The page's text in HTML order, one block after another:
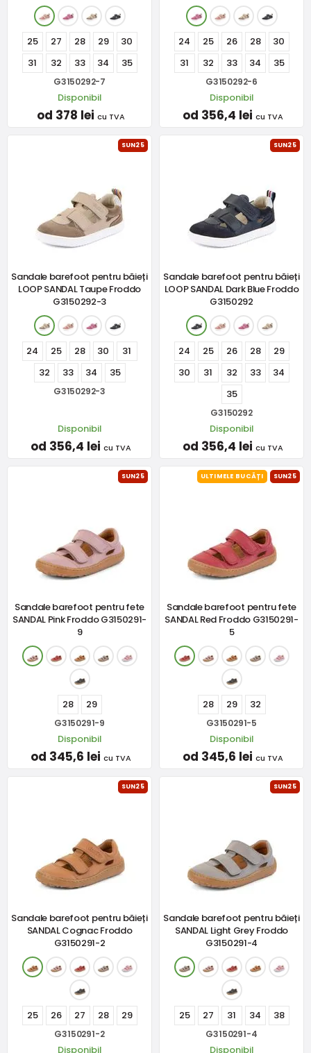
25 27 28 29
30
31
32 33 34 35
G3150292-7
Disponibil
od 378 lei cu TVA
24 25 26 28
30
31
32 33 34 35
G3150292-6
Disponibil
od 356,4 lei cu TVA
SUN25
Sandale barefoot pentru băieți
LOOP SANDAL Taupe Froddo
G3150292-3
24 25 28 30
31
32
33 34 35
G3150292-3
Disponibil
od 356,4 lei cu TVA
SUN25
Sandale barefoot pentru băieți
LOOP SANDAL Dark Blue Froddo
G3150292
24 25 26 28
29
30
31 32 33
34
35
G3150292
Disponibil
od 356,4 lei cu TVA
SUN25
Sandale barefoot pentru fete
SANDAL Pink Froddo G3150291-
9
28 29
G3150291-9
Disponibil
od 345,6 lei cu TVA
ULTIMELE BUCĂȚI SUN25
Sandale barefoot pentru fete
SANDAL Red Froddo G3150291-
5
28 29 32
G3150291-5
Disponibil
od 345,6 lei cu TVA
SUN25
Sandale barefoot pentru băieți
SANDAL Cognac Froddo
G3150291-2
25 26 27 28 29
G3150291-2
Disponibil
SUN25
Sandale barefoot pentru băieți
SANDAL Light Grey Froddo
G3150291-4
25 27 31 34 38
G3150291-4
Disponibil